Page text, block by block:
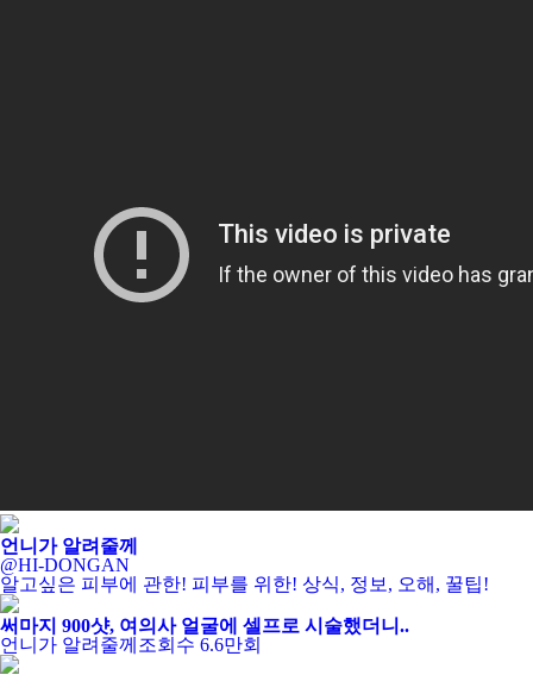
언니가 알려줄께
@HI-DONGAN
알고싶은 피부에 관한! 피부를 위한! 상식, 정보, 오해, 꿀팁!
써마지 900샷, 여의사 얼굴에 셀프로 시술했더니..
언니가 알려줄께 조회수 6.6만회